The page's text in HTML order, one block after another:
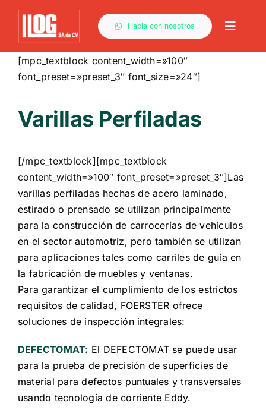
Saltar
contenido
Habla con nosotros
Toggle
[mpc_textblock content_width=»100″
font_preset=»preset_3″ font_size=»24″]
Varillas Perfiladas
[/mpc_textblock][mpc_textblock
content_width=»100″ font_preset=»preset_3″]Las
varillas perfiladas hechas de acero laminado,
estirado o prensado se utilizan principalmente
para la construcción de carrocerías de vehículos
en el sector automotriz, pero también se utilizan
para aplicaciones tales como carriles de guía en
la fabricación de muebles y ventanas.
Para garantizar el cumplimiento de los estrictos
requisitos de calidad, FOERSTER ofrece
soluciones de inspección integrales:
DEFECTOMAT: El DEFECTOMAT se puede usar
para la prueba de precisión de superficies de
material para defectos puntuales y transversales
usando tecnología de corriente Eddy.